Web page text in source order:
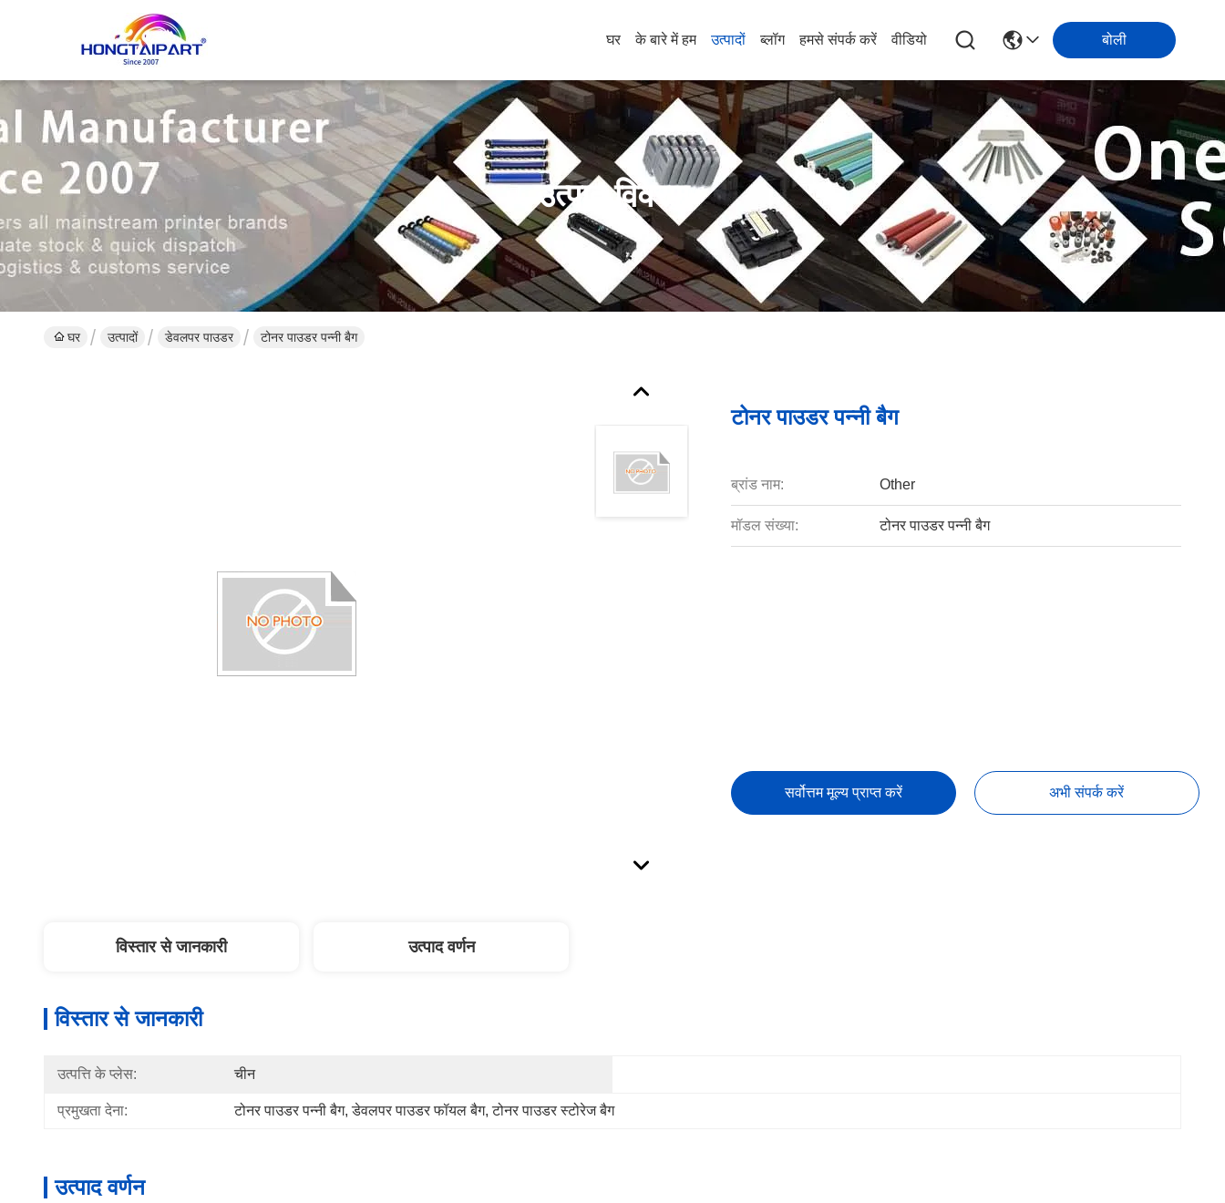
घर के बारे में हम उत्पादों ब्लॉग हमसे संपर्क करें वीडियो बोली
उत्पाद विवरण
घर उत्पादों डेवलपर पाउडर टोनर पाउडर पन्नी बैग
टोनर पाउडर पन्नी बैग
ब्रांड नाम: Other
मॉडल संख्या: टोनर पाउडर पन्नी बैग
सर्वोत्तम मूल्य प्राप्त करें अभी संपर्क करें
विस्तार से जानकारी उत्पाद वर्णन
विस्तार से जानकारी
उत्पत्ति के प्लेस: चीन
प्रमुखता देना: टोनर पाउडर पन्नी बैग, डेवलपर पाउडर फॉयल बैग, टोनर पाउडर स्टोरेज बैग
उत्पाद वर्णन